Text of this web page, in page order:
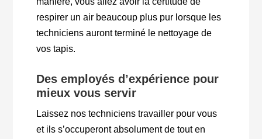
respirer un air beaucoup plus pur lorsque les
techniciens auront terminé le nettoyage de
vos tapis.
Des employés d’expérience pour
mieux vous servir
Laissez nos techniciens travailler pour vous
et ils s’occuperont absolument de tout en